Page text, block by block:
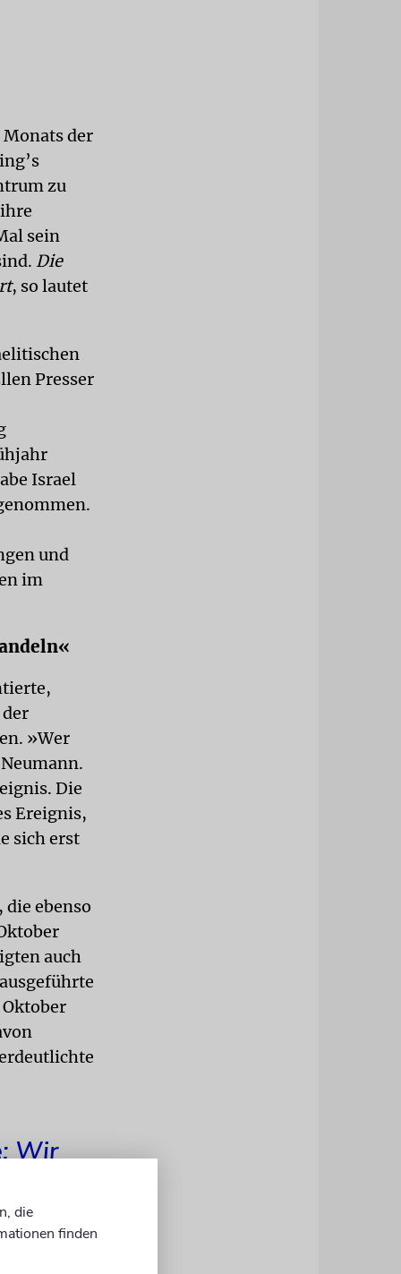
der
zu
sein
Die
, so lautet
Presser
Israel
und
im
»Wer
Die
Ereignis,
sich erst
die ebenso
auch
Wir
die
finden